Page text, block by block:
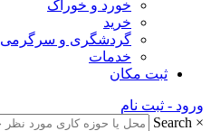
خورد و خوراک
خرید
گردشگری و سرگرمی
خدمات
ثبت مکان
ورود - ثبت نام
×
Search